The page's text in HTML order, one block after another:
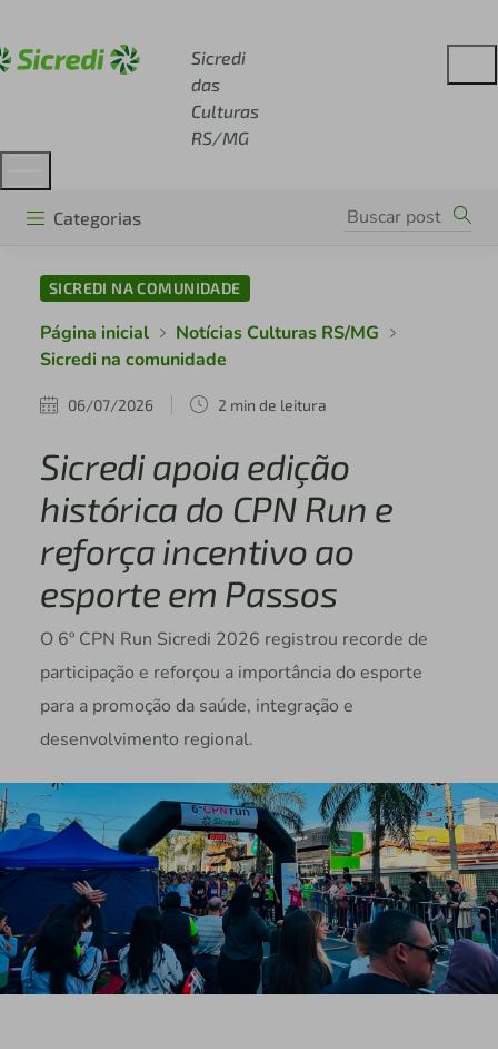
Sicredi
das
Culturas
RS/MG
Categorias
SICREDI NA COMUNIDADE
Página inicial
Notícias Culturas RS/MG
Sicredi na comunidade
06/07/2026 2 min de leitura
Sicredi apoia edição
histórica do CPN Run e
reforça incentivo ao
esporte em Passos
O 6º CPN Run Sicredi 2026 registrou recorde de
participação e reforçou a importância do esporte
para a promoção da saúde, integração e
desenvolvimento regional.